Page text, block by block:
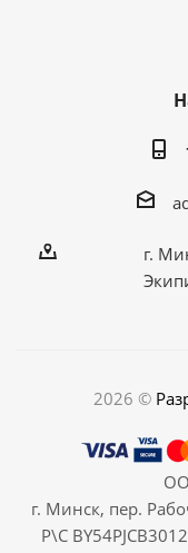
г.
2026 ©
г. Минск, пер.
Р\С